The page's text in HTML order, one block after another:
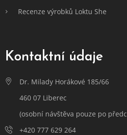
Recenze výrobků Loktu She
Kontaktní údaje
Dr. Milady Horákové 185/66
460 07 Liberec
(osobní návštěva pouze po
+420 777 629 264